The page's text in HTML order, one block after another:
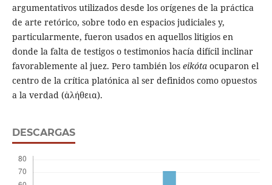
argumentativos utilizados desde los orígenes de la práctica
de arte retórico, sobre todo en espacios judiciales y,
particularmente, fueron usados en aquellos litigios en
donde la falta de testigos o testimonios hacía difícil inclinar
favorablemente al juez. Pero también los eikótaocuparon el
centro de la crítica platónica al ser definidos como opuestos
a la verdad (ἀλήθεια).
DESCARGAS